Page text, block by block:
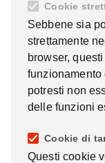
Cookie
Sebbene sia
strettamente
browser,
funzionamento
potresti non
delle funzioni
Cookie di
Questi cookie